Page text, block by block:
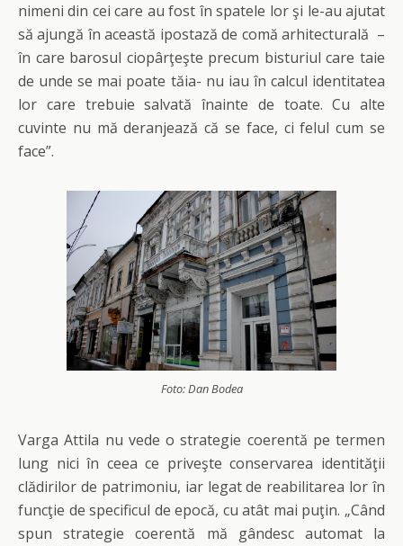
nimeni din cei care au fost în spatele lor şi le-au ajutat
să ajungă în această ipostază de comă arhitecturală –
în care barosul ciopârţeşte precum bisturiul care taie
de unde se mai poate tăia- nu iau în calcul identitatea
lor care trebuie salvată înainte de toate. Cu alte
cuvinte nu mă deranjează că se face, ci felul cum se
face”.
Foto: Dan Bodea
Varga Attila nu vede o strategie coerentă pe termen
lung nici în ceea ce priveşte conservarea identităţii
clădirilor de patrimoniu, iar legat de reabilitarea lor în
funcţie de specificul de epocă, cu atât mai puţin. „Când
spun strategie coerentă mă gândesc automat la